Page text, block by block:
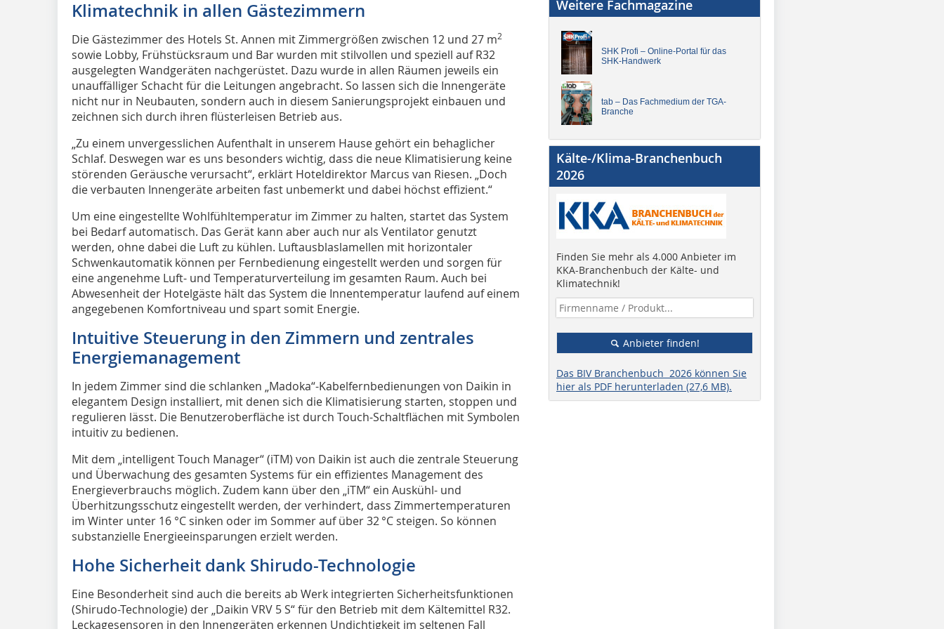
Klimatechnik in allen Gästezimmern
Die Gästezimmer des Hotels St. Annen mit Zimmergrößen zwischen 12 und 27 m2
sowie Lobby, Frühstücksraum und Bar wurden mit stilvollen und speziell auf R32
ausgelegten Wandgeräten nachgerüstet. Dazu wurde in allen Räumen jeweils ein
unauffälliger Schacht für die Leitungen angebracht. So lassen sich die Innengeräte
nicht nur in Neubauten, sondern auch in diesem Sanierungsprojekt einbauen und
zeichnen sich durch ihren flüsterleisen Betrieb aus.
„Zu einem unvergesslichen Aufenthalt in unserem Hause gehört ein behaglicher
Schlaf. Deswegen war es uns besonders wichtig, dass die neue Klimatisierung keine
störenden Geräusche verursacht“, erklärt Hoteldirektor Marcus van Riesen. „Doch
die verbauten Innengeräte arbeiten fast unbemerkt und dabei höchst effizient.“
Um eine eingestellte Wohlfühltemperatur im Zimmer zu halten, startet das System
bei Bedarf automatisch. Das Gerät kann aber auch nur als Ventilator genutzt
werden, ohne dabei die Luft zu kühlen. Luftausblaslamellen mit horizontaler
Schwenkautomatik können per Fernbedienung eingestellt werden und sorgen für
eine angenehme Luft- und Temperaturverteilung im gesamten Raum. Auch bei
Abwesenheit der Hotelgäste hält das System die Innentemperatur laufend auf einem
angegebenen Komfortniveau und spart somit Energie.
Intuitive Steuerung in den Zimmern und zentrales
Energiemanagement
In jedem Zimmer sind die schlanken „Madoka“-Kabelfernbedienungen von Daikin in
elegantem Design installiert, mit denen sich die Klimatisierung starten, stoppen und
regulieren lässt. Die Benutzeroberfläche ist durch Touch-Schaltflächen mit Symbolen
intuitiv zu bedienen.
Mit dem „intelligent Touch Manager“ (iTM) von Daikin ist auch die zentrale Steuerung
und Überwachung des gesamten Systems für ein effizientes Management des
Energieverbrauchs möglich. Zudem kann über den „iTM“ ein Auskühl- und
Überhitzungsschutz eingestellt werden, der verhindert, dass Zimmertemperaturen
im Winter unter 16 °C sinken oder im Sommer auf über 32 °C steigen. So können
substanzielle Energieeinsparungen erzielt werden.
Hohe Sicherheit dank Shirudo-Technologie
Eine Besonderheit sind auch die bereits ab Werk integrierten Sicherheitsfunktionen
(Shirudo-Technologie) der „Daikin VRV 5 S“ für den Betrieb mit dem Kältemittel R32.
Leckagesensoren in den Innengeräten erkennen Undichtigkeit im seltenen Fall
Weitere Fachmagazine
SHK Profi – Online-Portal für das
SHK-Handwerk
tab – Das Fachmedium der TGA-
Branche
Kälte-/Klima-Branchenbuch
2026
Finden Sie mehr als 4.000 Anbieter im
KKA-Branchenbuch der Kälte- und
Klimatechnik!
Anbieter finden!
Das BIV Branchenbuch 2026 können Sie
hier als PDF herunterladen (27,6 MB).